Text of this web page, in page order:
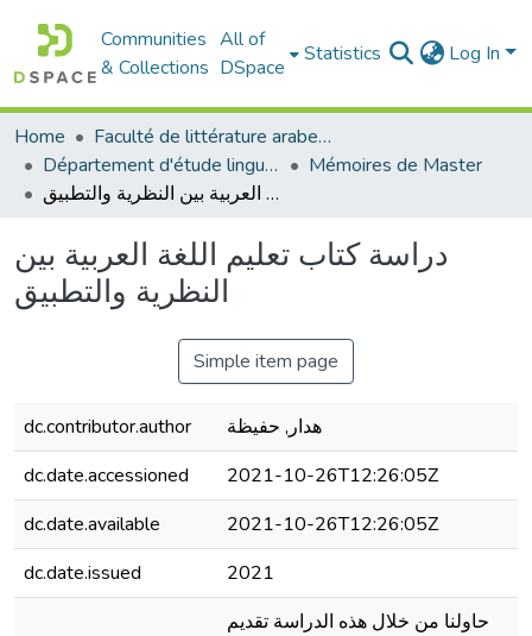
Communities
& Collections
All of
DSpace
Statistics Log In
Home
Faculté de littérature arabe et des arts
Département d'étude linguistique
Mémoires de Master
دراسة كتاب تعليم اللغة العربية بين النظرية والتطبيق
دراسة كتاب تعليم اللغة العربية بين
النظرية والتطبيق
Simple item page
dc.contributor.author
هدار, حفيظة
dc.date.accessioned
2021-10-26T12:26:05Z
dc.date.available
2021-10-26T12:26:05Z
dc.date.issued
2021
حاولنا من خلال هذه الدراسة تقديم